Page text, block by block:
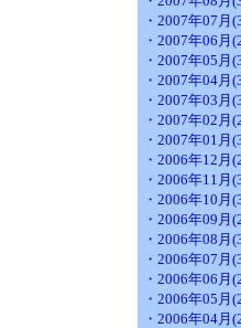
・2007年07月
・2007年06月
・2007年05月
・2007年04月
・2007年03月
・2007年02月
・2007年01月
・2006年12月
・2006年11月
・2006年10月
・2006年09月
・2006年08月
・2006年07月
・2006年06月
・2006年05月
・2006年04月